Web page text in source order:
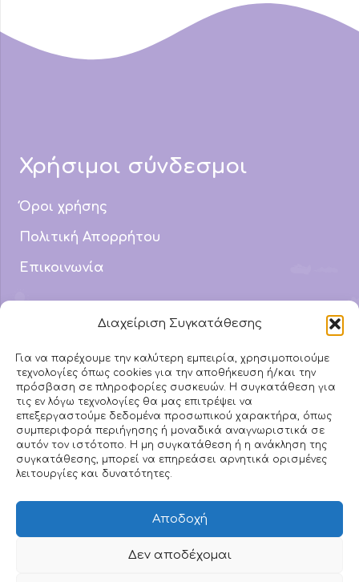
Διαχείριση Συγκατάθεσης
Για να παρέχουμε την καλύτερη εμπειρία, χρησιμοποιούμε
τεχνολογίες όπως cookies για την αποθήκευση ή/και την
πρόσβαση σε πληροφορίες συσκευών. Η συγκατάθεση για
τις εν λόγω τεχνολογίες θα μας επιτρέψει να
επεξεργαστούμε δεδομένα προσωπικού χαρακτήρα, όπως
συμπεριφορά περιήγησης ή μοναδικά αναγνωριστικά σε
αυτόν τον ιστότοπο. Η μη συγκατάθεση ή η ανάκληση της
συγκατάθεσης, μπορεί να επηρεάσει αρνητικά ορισμένες
λειτουργίες και δυνατότητες.
Αποδοχή
Δεν αποδέχομαι
Χρήσιμοι σύνδεσμοι
Όροι χρήσης
Πολιτική Απορρήτου
Επικοινωνία
Email Address
Τηλέφωνο
693 742 3882
Ακολουθήστε μας στα
Social